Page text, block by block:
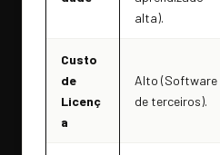
alta).
Custo
de
Licenç
a
Alto (Software
de terceiros).